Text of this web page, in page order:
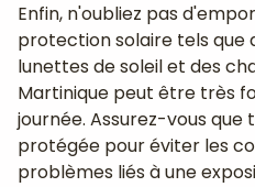
Enfin, n'oubliez pas
protection solaire tels que
lunettes de soleil et des
Martinique peut être très
journée. Assurez-vous
protégée pour éviter les
problèmes liés à une